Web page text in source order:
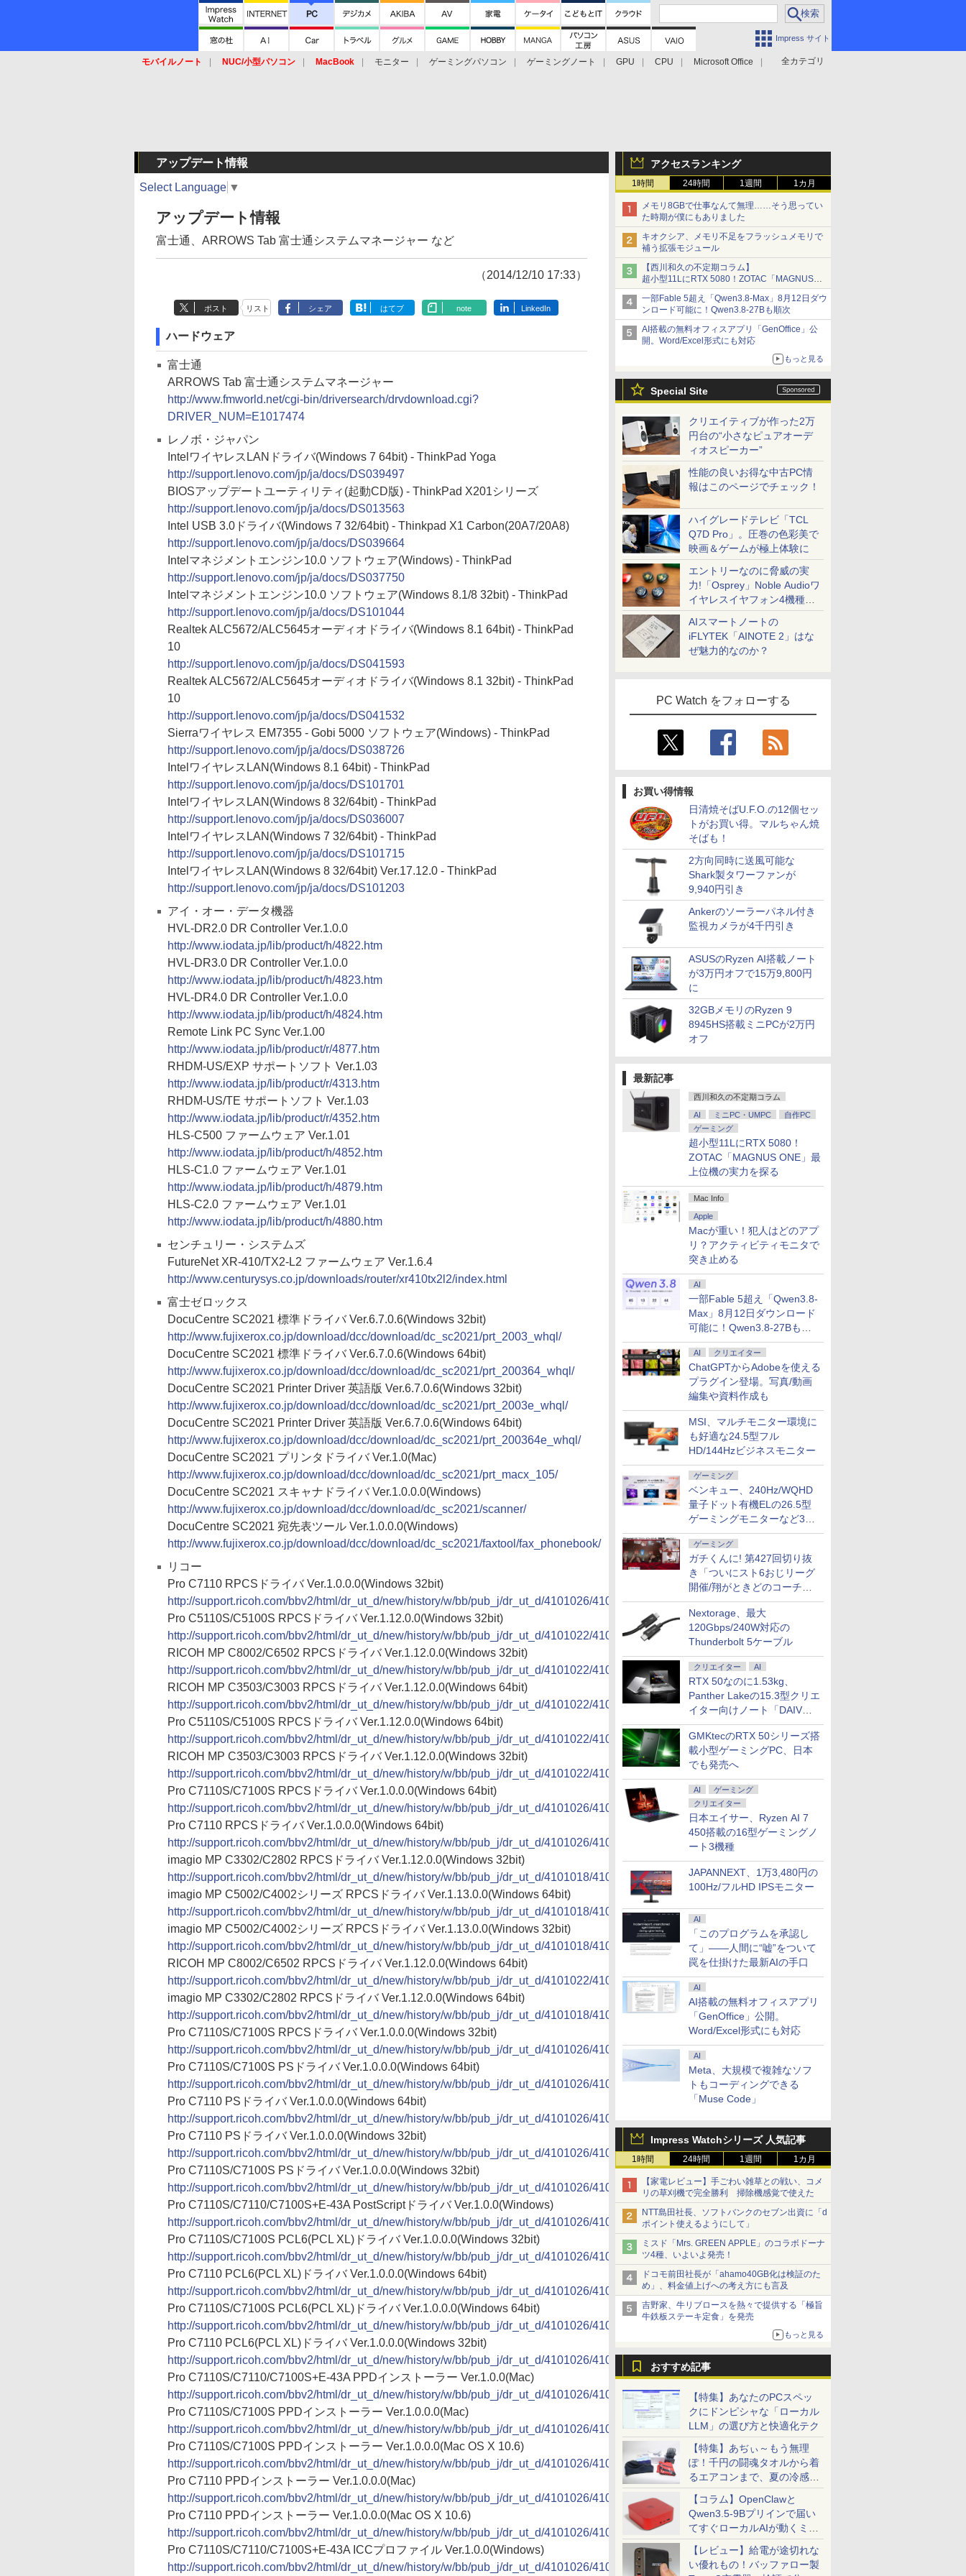
Impress サイト
全カテゴリ
モバイルノート NUC/小型パソコン MacBook モニター ゲーミングパソコン ゲーミングノート GPU CPU
Microsoft Office
アクセスランキング
1時間 24時間 1週間 1カ月
メモリ8GBで仕事なんて無理……そう思ってい
た時期が僕にもありました
キオクシア、メモリ不足をフラッシュメモリで
補う拡張モジュール
【西川和久の不定期コラム】
超小型11LにRTX 5080！ZOTAC「MAGNUS
ONE」最上位機の実力を探る
一部Fable 5超え「Qwen3.8-Max」8月12日ダウ
ンロード可能に！Qwen3.8-27Bも順次
AI搭載の無料オフィスアプリ「GenOffice」公
開。Word/Excel形式にも対応
もっと見る
Special Site
クリエイティブが作った2万
円台の“小さなピュアオーデ
ィオスピーカー”
性能の良いお得な中古PC情
報はこのページでチェック！
ハイグレードテレビ「TCL
Q7D Pro」。圧巻の色彩美で
映画＆ゲームが極上体験に
エントリーなのに脅威の実
力!「Osprey」Noble Audioワ
イヤレスイヤフォン4機種を
一気に聴く
AIスマートノートの
iFLYTEK「AINOTE 2」はな
ぜ魅力的なのか？
PC Watch をフォローする
お買い得情報
日清焼そばU.F.O.の12個セッ
トがお買い得。マルちゃん焼
そばも！
2方向同時に送風可能な
Shark製タワーファンが
9,940円引き
Ankerのソーラーパネル付き
監視カメラが4千円引き
ASUSのRyzen AI搭載ノート
が3万円オフで15万9,800円
に
32GBメモリのRyzen 9
8945HS搭載ミニPCが2万円
オフ
最新記事
西川和久の不定期コラム
AI ミニPC・UMPC
自作PC
ゲーミング
超小型11LにRTX 5080！
ZOTAC「MAGNUS ONE」最
上位機の実力を探る
Mac Info
Apple
Macが重い！犯人はどのアプ
リ？アクティビティモニタで
突き止める
AI
一部Fable 5超え「Qwen3.8-
Max」8月12日ダウンロード
可能に！Qwen3.8-27Bも順
次
AI クリエイター
ChatGPTからAdobeを使える
プラグイン登場。写真/動画
編集や資料作成も
MSI、マルチモニター環境に
も好適な24.5型フル
HD/144Hzビジネスモニター
ゲーミング
ベンキュー、240Hz/WQHD
量子ドット有機ELの26.5型
ゲーミングモニターなど3機
種
ゲーミング
ガチくんに! 第427回切り抜
き「ついにスト6おじリーグ
開催/翔がときどのコーチ就
任など」
Nextorage、最大
120Gbps/240W対応の
Thunderbolt 5ケーブル
クリエイター AI
RTX 50なのに1.53kg、
Panther Lakeの15.3型クリエ
イター向けノート「DAIV
Z5」
GMKtecのRTX 50シリーズ搭
載小型ゲーミングPC、日本
でも発売へ
AI
ゲーミング
クリエイター
日本エイサー、Ryzen AI 7
450搭載の16型ゲーミングノ
ート3機種
JAPANNEXT、1万3,480円の
100Hz/フルHD IPSモニター
AI
「このプログラムを承認し
て」――人間に“嘘”をついて
罠を仕掛けた最新AIの手口
AI
AI搭載の無料オフィスアプリ
「GenOffice」公開。
Word/Excel形式にも対応
AI
Meta、大規模で複雑なソフ
トもコーディングできる
「Muse Code」
Impress Watchシリーズ 人気記事
1時間 24時間 1週間 1カ月
【家電レビュー】手ごわい雑草との戦い、コメ
リの草刈機で完全勝利 掃除機感覚で使えた
NTT島田社長、ソフトバンクのセブン出資に「d
ポイント使えるようにして」
ミスド「Mrs. GREEN APPLE」のコラボドーナ
ツ4種、いよいよ発売！
ドコモ前田社長が「ahamo40GB化は検証のた
め」、料金値上げへの考え方にも言及
吉野家、牛リブロースを熱々で提供する「極旨
牛鉄板ステーキ定食」を発売
もっと見る
おすすめ記事
【特集】あなたのPCスペッ
クにドンピシャな「ローカル
LLM」の選び方と快適化テク
【特集】あぢぃ～もう無理
ぽ！千円の闘魂タオルから着
るエアコンまで、夏の冷感グ
ッズ一挙紹介
【コラム】OpenClawと
Qwen3.5-9Bプリインで届い
てすぐローカルAIが動くミニ
PC「SER9 Pro」
【レビュー】給電が途切れな
い優れもの！バッファロー製
アップデート情報
Select Language ▼
アップデート情報
富士通、ARROWS Tab 富士通システムマネージャー など
（2014/12/10 17:33）
ポスト リスト シェア はてブ note LinkedIn
ハードウェア
富士通
ARROWS Tab 富士通システムマネージャー
http://www.fmworld.net/cgi-bin/driversearch/drvdownload.cgi?
DRIVER_NUM=E1017474
レノボ・ジャパン
IntelワイヤレスLANドライバ(Windows 7 64bit) - ThinkPad Yoga
http://support.lenovo.com/jp/ja/docs/DS039497
BIOSアップデートユーティリティ(起動CD版) - ThinkPad X201シリーズ
http://support.lenovo.com/jp/ja/docs/DS013563
Intel USB 3.0ドライバ(Windows 7 32/64bit) - Thinkpad X1 Carbon(20A7/20A8)
http://support.lenovo.com/jp/ja/docs/DS039664
Intelマネジメントエンジン10.0 ソフトウェア(Windows) - ThinkPad
http://support.lenovo.com/jp/ja/docs/DS037750
Intelマネジメントエンジン10.0 ソフトウェア(Windows 8.1/8 32bit) - ThinkPad
http://support.lenovo.com/jp/ja/docs/DS101044
Realtek ALC5672/ALC5645オーディオドライバ(Windows 8.1 64bit) - ThinkPad
10
http://support.lenovo.com/jp/ja/docs/DS041593
Realtek ALC5672/ALC5645オーディオドライバ(Windows 8.1 32bit) - ThinkPad
10
http://support.lenovo.com/jp/ja/docs/DS041532
Sierraワイヤレス EM7355 - Gobi 5000 ソフトウェア(Windows) - ThinkPad
http://support.lenovo.com/jp/ja/docs/DS038726
IntelワイヤレスLAN(Windows 8.1 64bit) - ThinkPad
http://support.lenovo.com/jp/ja/docs/DS101701
IntelワイヤレスLAN(Windows 8 32/64bit) - ThinkPad
http://support.lenovo.com/jp/ja/docs/DS036007
IntelワイヤレスLAN(Windows 7 32/64bit) - ThinkPad
http://support.lenovo.com/jp/ja/docs/DS101715
IntelワイヤレスLAN(Windows 8 32/64bit) Ver.17.12.0 - ThinkPad
http://support.lenovo.com/jp/ja/docs/DS101203
アイ・オー・データ機器
HVL-DR2.0 DR Controller Ver.1.0.0
http://www.iodata.jp/lib/product/h/4822.htm
HVL-DR3.0 DR Controller Ver.1.0.0
http://www.iodata.jp/lib/product/h/4823.htm
HVL-DR4.0 DR Controller Ver.1.0.0
http://www.iodata.jp/lib/product/h/4824.htm
Remote Link PC Sync Ver.1.00
http://www.iodata.jp/lib/product/r/4877.htm
RHDM-US/EXP サポートソフト Ver.1.03
http://www.iodata.jp/lib/product/r/4313.htm
RHDM-US/TE サポートソフト Ver.1.03
http://www.iodata.jp/lib/product/r/4352.htm
HLS-C500 ファームウェア Ver.1.01
http://www.iodata.jp/lib/product/h/4852.htm
HLS-C1.0 ファームウェア Ver.1.01
http://www.iodata.jp/lib/product/h/4879.htm
HLS-C2.0 ファームウェア Ver.1.01
http://www.iodata.jp/lib/product/h/4880.htm
センチュリー・システムズ
FutureNet XR-410/TX2-L2 ファームウェア Ver.1.6.4
http://www.centurysys.co.jp/downloads/router/xr410tx2l2/index.html
富士ゼロックス
DocuCentre SC2021 標準ドライバ Ver.6.7.0.6(Windows 32bit)
http://www.fujixerox.co.jp/download/dcc/download/dc_sc2021/prt_2003_whql/
DocuCentre SC2021 標準ドライバ Ver.6.7.0.6(Windows 64bit)
http://www.fujixerox.co.jp/download/dcc/download/dc_sc2021/prt_200364_whql/
DocuCentre SC2021 Printer Driver 英語版 Ver.6.7.0.6(Windows 32bit)
http://www.fujixerox.co.jp/download/dcc/download/dc_sc2021/prt_2003e_whql/
DocuCentre SC2021 Printer Driver 英語版 Ver.6.7.0.6(Windows 64bit)
http://www.fujixerox.co.jp/download/dcc/download/dc_sc2021/prt_200364e_whql/
DocuCentre SC2021 プリンタドライバ Ver.1.0(Mac)
http://www.fujixerox.co.jp/download/dcc/download/dc_sc2021/prt_macx_105/
DocuCentre SC2021 スキャナドライバ Ver.1.0.0.0(Windows)
http://www.fujixerox.co.jp/download/dcc/download/dc_sc2021/scanner/
DocuCentre SC2021 宛先表ツール Ver.1.0.0.0(Windows)
http://www.fujixerox.co.jp/download/dcc/download/dc_sc2021/faxtool/fax_phonebook/
リコー
Pro C7110 RPCSドライバ Ver.1.0.0.0(Windows 32bit)
http://support.ricoh.com/bbv2/html/dr_ut_d/new/history/w/bb/pub_j/dr_ut_d/4101026/4101026951/V1000/5178234/178234/history.htm
Pro C5110S/C5100S RPCSドライバ Ver.1.12.0.0(Windows 32bit)
http://support.ricoh.com/bbv2/html/dr_ut_d/new/history/w/bb/pub_j/dr_ut_d/4101022/4101022511/V11200/5178210/178210/history.htm
RICOH MP C8002/C6502 RPCSドライバ Ver.1.12.0.0(Windows 32bit)
http://support.ricoh.com/bbv2/html/dr_ut_d/new/history/w/bb/pub_j/dr_ut_d/4101022/4101022452/V11200/5178200/178200/history.htm
RICOH MP C3503/C3003 RPCSドライバ Ver.1.12.0.0(Windows 64bit)
http://support.ricoh.com/bbv2/html/dr_ut_d/new/history/w/bb/pub_j/dr_ut_d/4101022/4101022672/V11200/5178178/178178/history.htm
Pro C5110S/C5100S RPCSドライバ Ver.1.12.0.0(Windows 64bit)
http://support.ricoh.com/bbv2/html/dr_ut_d/new/history/w/bb/pub_j/dr_ut_d/4101022/4101022512/V11200/5178209/178209/history.htm
RICOH MP C3503/C3003 RPCSドライバ Ver.1.12.0.0(Windows 32bit)
http://support.ricoh.com/bbv2/html/dr_ut_d/new/history/w/bb/pub_j/dr_ut_d/4101022/4101022671/V11200/5178179/178179/history.htm
Pro C7110S/C7100S RPCSドライバ Ver.1.0.0.0(Windows 64bit)
http://support.ricoh.com/bbv2/html/dr_ut_d/new/history/w/bb/pub_j/dr_ut_d/4101026/4101026956/V1000/5178257/178257/history.htm
Pro C7110 RPCSドライバ Ver.1.0.0.0(Windows 64bit)
http://support.ricoh.com/bbv2/html/dr_ut_d/new/history/w/bb/pub_j/dr_ut_d/4101026/4101026952/V1000/5178233/178233/history.htm
imagio MP C3302/C2802 RPCSドライバ Ver.1.12.0.0(Windows 32bit)
http://support.ricoh.com/bbv2/html/dr_ut_d/new/history/w/bb/pub_j/dr_ut_d/4101018/4101018592/V11200/5178162/178162/history.htm
imagio MP C5002/C4002シリーズ RPCSドライバ Ver.1.13.0.0(Windows 64bit)
http://support.ricoh.com/bbv2/html/dr_ut_d/new/history/w/bb/pub_j/dr_ut_d/4101018/4101018516/V11300/5178137/178137/history.htm
imagio MP C5002/C4002シリーズ RPCSドライバ Ver.1.13.0.0(Windows 32bit)
http://support.ricoh.com/bbv2/html/dr_ut_d/new/history/w/bb/pub_j/dr_ut_d/4101018/4101018515/V11300/5178138/178138/history.htm
RICOH MP C8002/C6502 RPCSドライバ Ver.1.12.0.0(Windows 64bit)
http://support.ricoh.com/bbv2/html/dr_ut_d/new/history/w/bb/pub_j/dr_ut_d/4101022/4101022454/V11200/5178199/178199/history.htm
imagio MP C3302/C2802 RPCSドライバ Ver.1.12.0.0(Windows 64bit)
http://support.ricoh.com/bbv2/html/dr_ut_d/new/history/w/bb/pub_j/dr_ut_d/4101018/4101018591/V11200/5178161/178161/history.htm
Pro C7110S/C7100S RPCSドライバ Ver.1.0.0.0(Windows 32bit)
http://support.ricoh.com/bbv2/html/dr_ut_d/new/history/w/bb/pub_j/dr_ut_d/4101026/4101026955/V1000/5178258/178258/history.htm
Pro C7110S/C7100S PSドライバ Ver.1.0.0.0(Windows 64bit)
http://support.ricoh.com/bbv2/html/dr_ut_d/new/history/w/bb/pub_j/dr_ut_d/4101026/4101026960/V1000/5178281/178281/history.htm
Pro C7110 PSドライバ Ver.1.0.0.0(Windows 64bit)
http://support.ricoh.com/bbv2/html/dr_ut_d/new/history/w/bb/pub_j/dr_ut_d/4101026/4101026958/V1000/5178268/178268/history.htm
Pro C7110 PSドライバ Ver.1.0.0.0(Windows 32bit)
http://support.ricoh.com/bbv2/html/dr_ut_d/new/history/w/bb/pub_j/dr_ut_d/4101026/4101026957/V1000/5178269/178269/history.htm
Pro C7110S/C7100S PSドライバ Ver.1.0.0.0(Windows 32bit)
http://support.ricoh.com/bbv2/html/dr_ut_d/new/history/w/bb/pub_j/dr_ut_d/4101026/4101026959/V1000/5178280/178280/history.htm
Pro C7110S/C7110/C7100S+E-43A PostScriptドライバ Ver.1.0.0(Windows)
http://support.ricoh.com/bbv2/html/dr_ut_d/new/history/w/bb/pub_j/dr_ut_d/4101026/4101026872/V100/5177877/177877/history.htm
Pro C7110S/C7100S PCL6(PCL XL)ドライバ Ver.1.0.0.0(Windows 32bit)
http://support.ricoh.com/bbv2/html/dr_ut_d/new/history/w/bb/pub_j/dr_ut_d/4101026/4101026893/V1000/5177989/177989/history.htm
Pro C7110 PCL6(PCL XL)ドライバ Ver.1.0.0.0(Windows 64bit)
http://support.ricoh.com/bbv2/html/dr_ut_d/new/history/w/bb/pub_j/dr_ut_d/4101026/4101026896/V1000/5178011/178011/history.htm
Pro C7110S/C7100S PCL6(PCL XL)ドライバ Ver.1.0.0.0(Windows 64bit)
http://support.ricoh.com/bbv2/html/dr_ut_d/new/history/w/bb/pub_j/dr_ut_d/4101026/4101026894/V1000/5177988/177988/history.htm
Pro C7110 PCL6(PCL XL)ドライバ Ver.1.0.0.0(Windows 32bit)
http://support.ricoh.com/bbv2/html/dr_ut_d/new/history/w/bb/pub_j/dr_ut_d/4101026/4101026895/V1000/5178010/178010/history.htm
Pro C7110S/C7110/C7100S+E-43A PPDインストーラー Ver.1.0.0(Mac)
http://support.ricoh.com/bbv2/html/dr_ut_d/new/history/w/bb/pub_j/dr_ut_d/4101026/4101026873/V100/5177879/177879/history.htm
Pro C7110S/C7100S PPDインストーラー Ver.1.0.0.0(Mac)
http://support.ricoh.com/bbv2/html/dr_ut_d/new/history/w/bb/pub_j/dr_ut_d/4101026/4101026892/V1000/5178097/
Pro C7110S/C7100S PPDインストーラー Ver.1.0.0.0(Mac OS X 10.6)
http://support.ricoh.com/bbv2/html/dr_ut_d/new/history/w/bb/pub_j/dr_ut_d/4101026/4101026891/V1000/5178098/
Pro C7110 PPDインストーラー Ver.1.0.0.0(Mac)
http://support.ricoh.com/bbv2/html/dr_ut_d/new/history/w/bb/pub_j/dr_ut_d/4101026/4101026912/V1000/5178107/Ricoh_Pro_C7110_JPN_LIO_1.0.0.0/
Pro C7110 PPDインストーラー Ver.1.0.0.0(Mac OS X 10.6)
http://support.ricoh.com/bbv2/html/dr_ut_d/new/history/w/bb/pub_j/dr_ut_d/4101026/4101026911/V1000/5178108/Ricoh_Pro_C7110_JPN_LEO_1.0.0.0/
Pro C7110S/C7110/C7100S+E-43A ICCプロファイル Ver.1.0.0(Windows)
http://support.ricoh.com/bbv2/html/dr_ut_d/new/history/w/bb/pub_j/dr_ut_d/4101026/4101026875/V100/5177880/177880/history.htm